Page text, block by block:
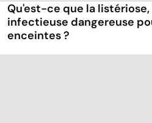
Qu'est-ce que la
infectieuse dangereuse
enceintes ?